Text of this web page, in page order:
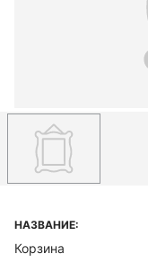
НАЗВАНИЕ:
Корзина